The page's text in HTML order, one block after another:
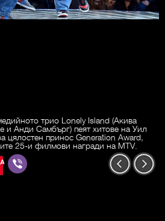
трио Lonely Island (Акива
Анди Самбърг) пеят хитове на Уил
цялостен принос Generation Award,
25-и филмови награди на MTV.